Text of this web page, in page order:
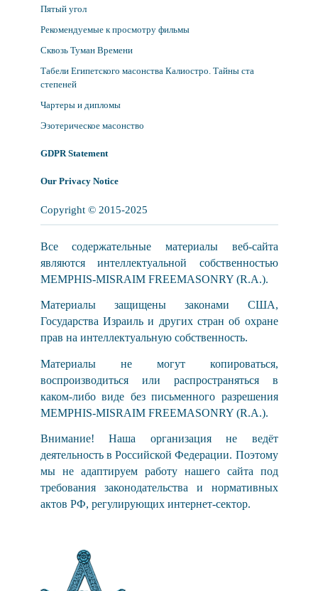
Пятый угол
Рекомендуемые к просмотру фильмы
Сквозь Туман Времени
Табели Египетского масонства Калиостро. Тайны ста
степеней
Чартеры и дипломы
Эзотерическое масонство
GDPR Statement
Our Privacy Notice
Copyright © 2015-2025
Все содержательные материалы веб-сайта
являются интеллектуальной собственностью
MEMPHIS-MISRAIM FREEMASONRY (R.A.).
Материалы защищены законами США,
Государства Израиль и других стран об охране
прав на интеллектуальную собственность.
Материалы не могут копироваться,
воспроизводиться или распространяться в
каком-либо виде без письменного разрешения
MEMPHIS-MISRAIM FREEMASONRY (R.A.).
Внимание! Наша организация не ведёт
деятельность в Российской Федерации. Поэтому
мы не адаптируем работу нашего сайта под
требования законодательства и нормативных
актов РФ, регулирующих интернет-сектор.